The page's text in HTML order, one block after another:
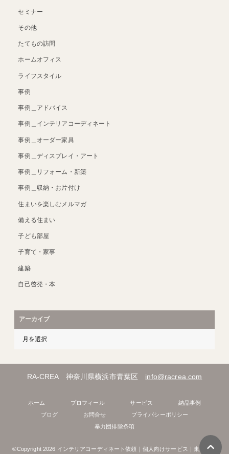
セミナー
その他
たてもの訪問
ホームオフィス
ライフスタイル
事例
事例＿アドバイス
事例＿インテリアコーディネート
事例＿オーダー家具
事例＿ディスプレイ・アート
事例＿リフォーム・新築
事例＿収納・お片付け
住まいを楽しむメルマガ
備える住まい
子ども部屋
子育て・家事
建築
自己啓発・本
アーカイブ
RA-CREA 神奈川県横浜市青葉区 info@racrea.com
ホーム プロフィール サービス
納品事例
ブログ
お問合せ
プライバシーポリシー
暴力団排除条項
©Copyright 2026 インテリアコーディネート依頼｜個人向けサービス｜東京｜横